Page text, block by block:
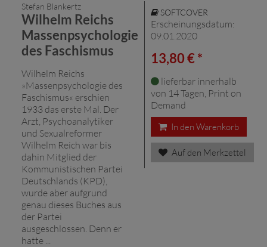
Stefan Blankertz
Wilhelm Reichs
Massenpsychologie
des Faschismus
Wilhelm Reichs
»Massenpsychologie des
Faschismus« erschien
1933 das erste Mal. Der
Arzt, Psychoanalytiker
und Sexualreformer
Wilhelm Reich war bis
dahin Mitglied der
Kommunistischen Partei
Deutschlands (KPD),
wurde aber aufgrund
genau dieses Buches aus
der Partei
ausgeschlossen. Denn er
hatte ...
SOFTCOVER
Erscheinungsdatum:
09.01.2020
13,80 € *
lieferbar innerhalb
von 14 Tagen, Print on
Demand
In den Warenkorb
Auf den Merkzettel